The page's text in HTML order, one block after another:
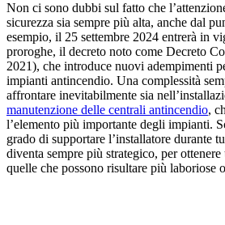
Non ci sono dubbi sul fatto che
sicurezza sia sempre più alta, anche dal
esempio, il 25 settembre 2024 entrerà in
proroghe, il decreto noto come Decreto
2021), che introduce nuovi adempimenti
impianti antincendio. Una complessità
affrontare inevitabilmente sia
manutenzione delle centrali antincendio,
l’elemento più importante degli impianti.
grado di supportare l’installatore durante
diventa sempre più strategico, per ottenere
quelle che possono risultare più laboriose